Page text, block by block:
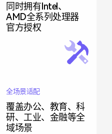
同时拥有Intel、
AMD全系列处理器
官方授权
全场景适配
覆盖办公、教育、科
研、工业、金融等全
域场景